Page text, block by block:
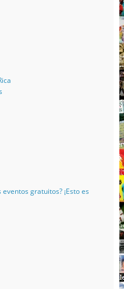
gratuitos? ¡Esto es